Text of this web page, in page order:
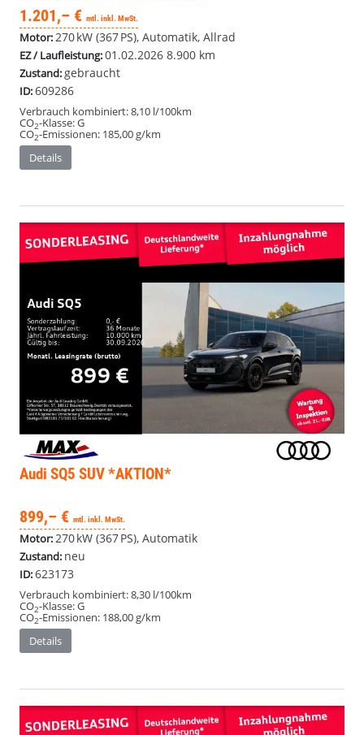
1.201,– € mtl. inkl. MwSt.
Motor:270 kW (367 PS), Automatik, Allrad
EZ / Laufleistung:01.02.2026 8.900 km
Zustand:gebraucht
ID:609286
Verbrauch kombiniert:8,10 l/100km
CO2-Klasse:G
CO2-Emissionen: 185,00 g/km
Details
Audi SQ5 SUV *AKTION*
899,– € mtl. inkl. MwSt.
Motor:270 kW (367 PS), Automatik
Zustand: neu
ID:623173
Verbrauch kombiniert:8,30 l/100km
CO2-Klasse:G
CO2-Emissionen: 188,00 g/km
Details